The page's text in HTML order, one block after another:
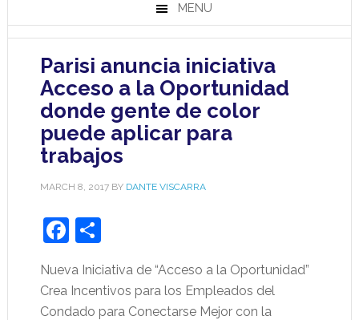
MENU
Parisi anuncia iniciativa
Acceso a la Oportunidad
donde gente de color
puede aplicar para
trabajos
MARCH 8, 2017BY DANTE VISCARRA
Facebook
Share
Nueva Iniciativa de “Acceso a la Oportunidad”
Crea Incentivos para los Empleados del
Condado para Conectarse Mejor con la